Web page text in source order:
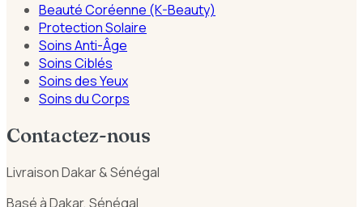
Beauté Coréenne (K-Beauty)
Protection Solaire
Soins Anti-Âge
Soins Ciblés
Soins des Yeux
Soins du Corps
Contactez-nous
Livraison Dakar & Sénégal
Basé à Dakar, Sénégal